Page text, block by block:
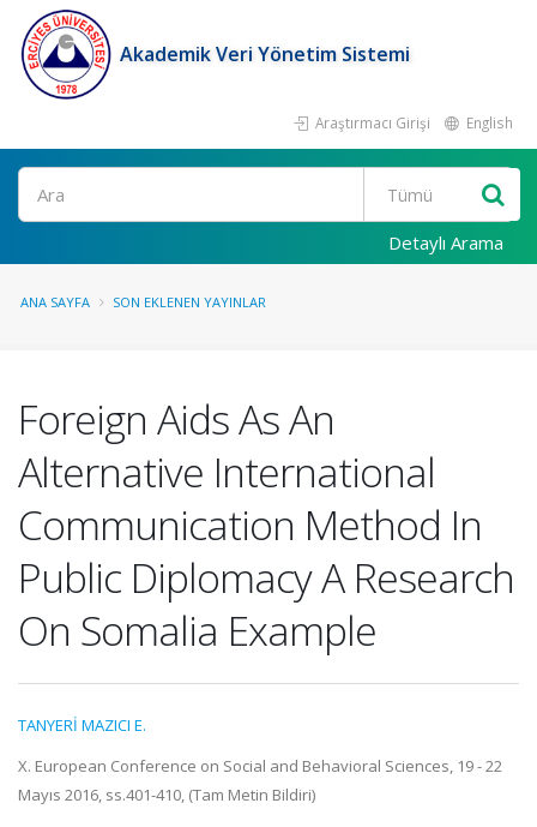
Akademik Veri Yönetim Sistemi
Araştırmacı Girişi English
Ara
Detaylı Arama
ANA SAYFA SON EKLENEN YAYINLAR
Foreign Aids As An
Alternative International
Communication Method In
Public Diplomacy A Research
On Somalia Example
TANYERİ MAZICI E.
X. European Conference on Social and Behavioral Sciences, 19 - 22
Mayıs 2016, ss.401-410, (Tam Metin Bildiri)